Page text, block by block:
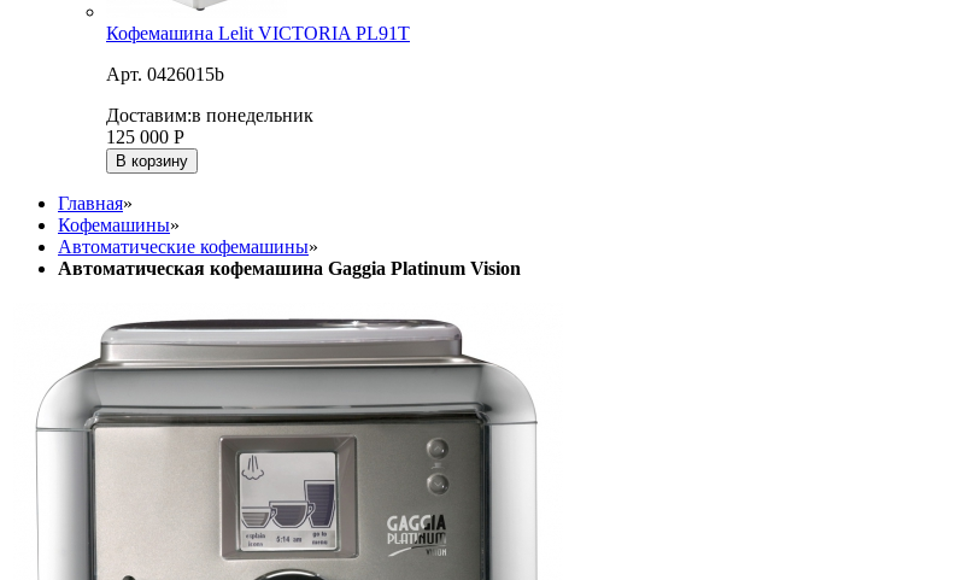
Кофемашина Lelit VICTORIA PL91T
Арт. 0426015b
Доставим:в понедельник
125 000 Р
В корзину
Главная»
Кофемашины»
Автоматические кофемашины»
Автоматическая кофемашина Gaggia Platinum Vision